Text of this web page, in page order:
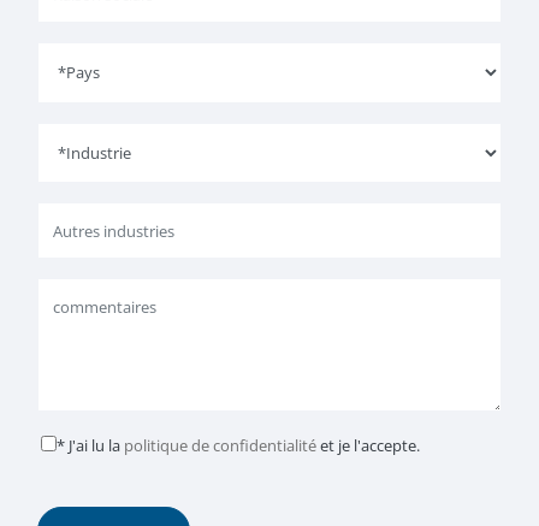
* J'ai lu la politique de confidentialitéet je l'accepte.